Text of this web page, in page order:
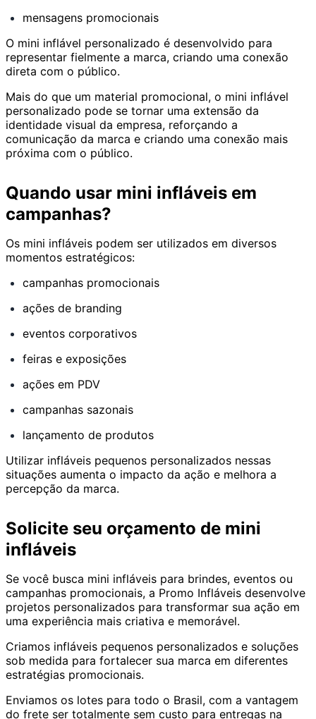
mensagens promocionais
O mini inflável personalizado é desenvolvido para
representar fielmente a marca, criando uma conexão
direta com o público.
Mais do que um material promocional, o mini inflável
personalizado pode se tornar uma extensão da
identidade visual da empresa, reforçando a
comunicação da marca e criando uma conexão mais
próxima com o público.
Quando usar mini infláveis em
campanhas?
Os mini infláveis podem ser utilizados em diversos
momentos estratégicos:
campanhas promocionais
ações de branding
eventos corporativos
feiras e exposições
ações em PDV
campanhas sazonais
lançamento de produtos
Utilizar infláveis pequenos personalizados nessas
situações aumenta o impacto da ação e melhora a
percepção da marca.
Solicite seu orçamento de mini
infláveis
Se você busca mini infláveis para brindes, eventos ou
campanhas promocionais, a Promo Infláveis desenvolve
projetos personalizados para transformar sua ação em
uma experiência mais criativa e memorável.
Criamos infláveis pequenos personalizados e soluções
sob medida para fortalecer sua marca em diferentes
estratégias promocionais.
Enviamos os lotes para todo o Brasil, com a vantagem
do frete ser totalmente sem custo para entregas na